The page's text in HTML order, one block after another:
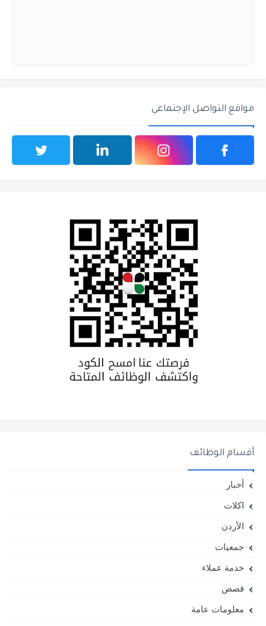
مواقع التواصل الإجتماعي
أقسام الوظائف
أخبار
اكلات
الأردن
جمعيات
خدمة عملاء
قصص
معلومات عامة